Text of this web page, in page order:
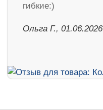
гибкие:)
Ольга Г., 01.06.2026